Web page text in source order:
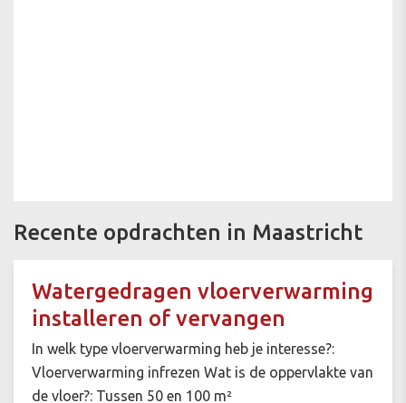
Recente opdrachten in Maastricht
Watergedragen vloerverwarming
installeren of vervangen
In welk type vloerverwarming heb je interesse?:
Vloerverwarming infrezen Wat is de oppervlakte van
de vloer?: Tussen 50 en 100 m²